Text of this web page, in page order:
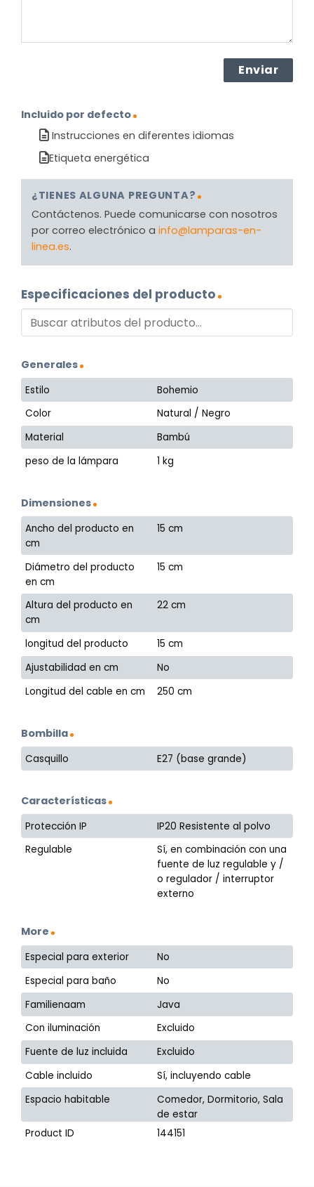
Incluido por defecto
Instrucciones en diferentes idiomas
Etiqueta energética
¿TIENES ALGUNA PREGUNTA?
Contáctenos. Puede comunicarse con nosotros
por correo electrónico a info@lamparas-en-
linea.es.
Especificaciones del producto
Generales
Estilo
Bohemio
Color
Natural / Negro
Material
Bambú
peso de la lámpara
1 kg
Dimensiones
Ancho del producto en
cm
15 cm
Diámetro del producto
en cm
15 cm
Altura del producto en
cm
22 cm
longitud del producto
15 cm
Ajustabilidad en cm
No
Longitud del cable en cm
250 cm
Bombilla
Casquillo E27 (base grande)
Características
Protección IP
IP20 Resistente al polvo
Regulable
Sí, en combinación con una
fuente de luz regulable y /
o regulador / interruptor
externo
More
Especial para exterior
No
Especial para baño
No
Familienaam
Java
Con iluminación
Excluido
Fuente de luz incluida
Excluido
Cable incluido
Sí, incluyendo cable
Espacio habitable
Comedor, Dormitorio, Sala
de estar
Product ID
144151